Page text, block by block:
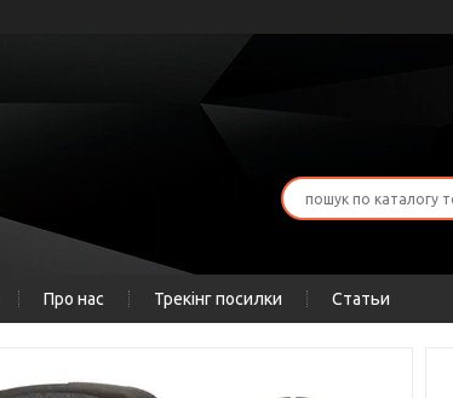
Про нас Трекінг посилки Статьи